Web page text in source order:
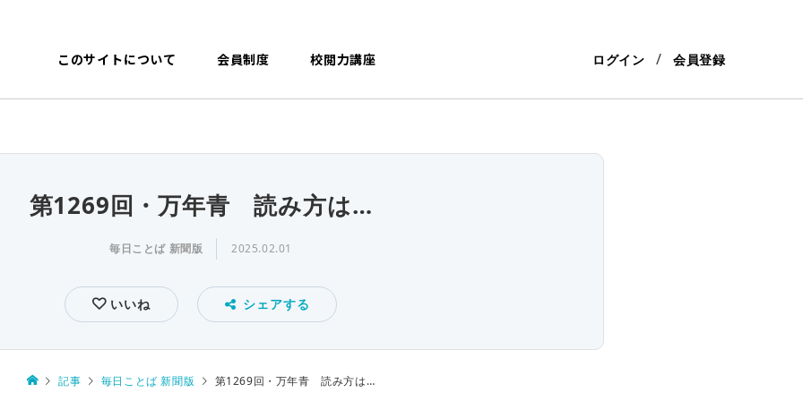
このサイトについて 会員制度 校閲力講座 ログイン 会員登録
第1269回・万年青 読み方は…
毎日ことば 新聞版 2025.02.01
いいね シェアする
記事 毎日ことば 新聞版 第1269回・万年青 読み方は…